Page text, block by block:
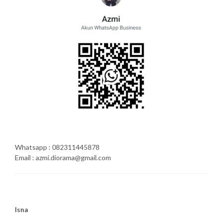
Whatsapp : 082311445878
Email : azmi.diorama@gmail.com
Isna